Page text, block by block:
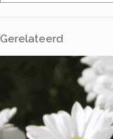
Gerelateerd